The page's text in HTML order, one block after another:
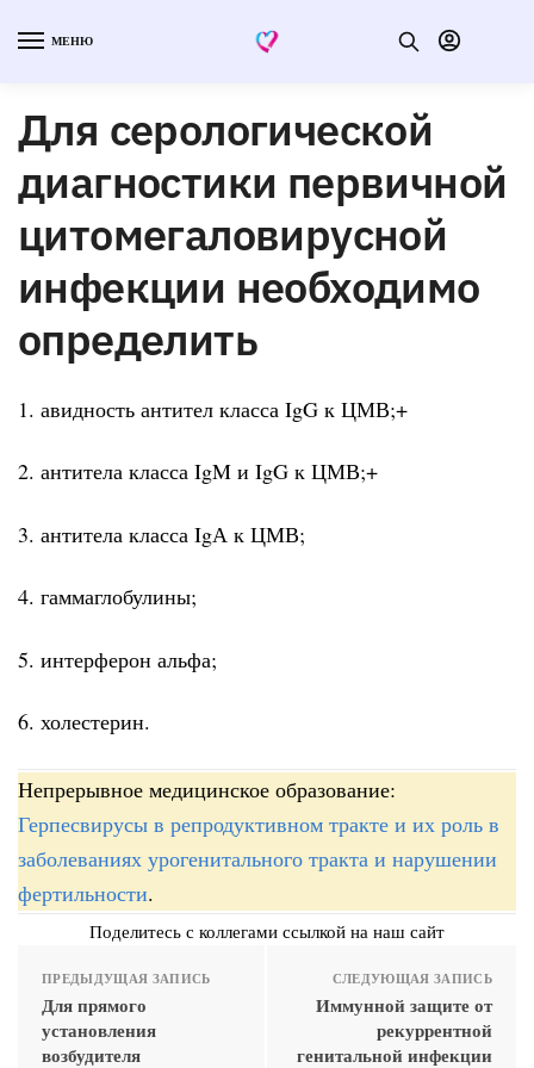
МЕНЮ
Для серологической
диагностики первичной
цитомегаловирусной
инфекции необходимо
определить
1. авидность антител класса IgG к ЦМВ;+
2. антитела класса IgM и IgG к ЦМВ;+
3. антитела класса IgА к ЦМВ;
4. гаммаглобулины;
5. интерферон альфа;
6. холестерин.
Непрерывное медицинское образование:
Герпесвирусы в репродуктивном тракте и их роль в
заболеваниях урогенитального тракта и нарушении
фертильности.
Поделитесь с коллегами ссылкой на наш сайт
ПРЕДЫДУЩАЯ ЗАПИСЬ
Для прямого
установления
возбудителя
СЛЕДУЮЩАЯ ЗАПИСЬ
Иммунной защите от
рекуррентной
генитальной инфекции